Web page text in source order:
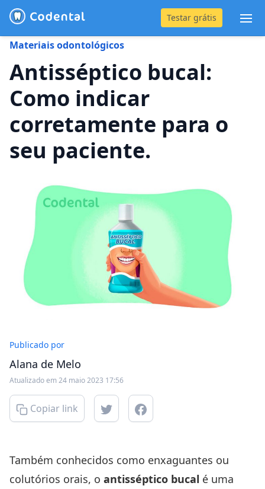
Testar grátis
Blog
Recursos
Preço
Entrar
Materiais odontológicos
Antisséptico bucal:
Como indicar
corretamente para o
seu paciente.
Publicado por
Alana de Melo
Atualizado em 24 maio 2023 17:56
Copiar link
Também conhecidos como enxaguantes ou
colutórios orais, o antisséptico bucal é uma